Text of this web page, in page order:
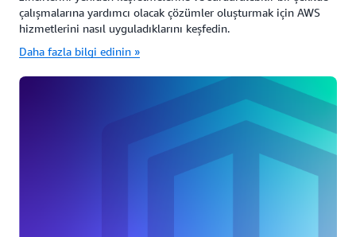
çalışmalarına yardımcı olacak çözümler oluşturmak için AWS
hizmetlerini nasıl uyguladıklarını keşfedin.
Daha fazla bilgi edinin »